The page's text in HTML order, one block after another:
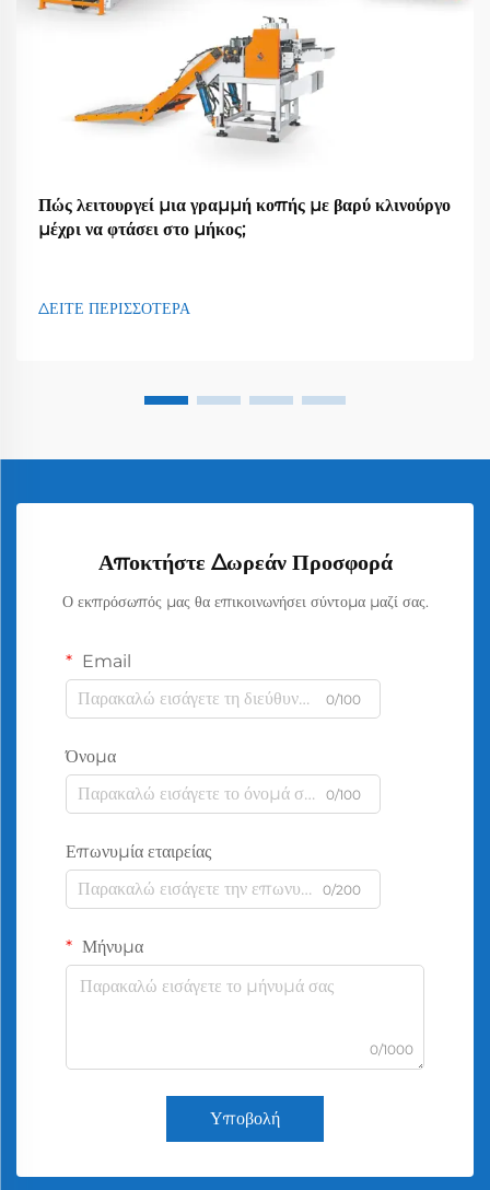
Πώς λειτουργεί μια γραμμή κοπής με βαρύ κλινούργο
μέχρι να φτάσει στο μήκος;
ΔΕΙΤΕ ΠΕΡΙΣΣΟΤΕΡΑ
Αποκτήστε Δωρεάν Προσφορά
Ο εκπρόσωπός μας θα επικοινωνήσει σύντομα μαζί σας.
Email
0/100
Όνομα
0/100
Επωνυμία εταιρείας
0/200
Μήνυμα
0/1000
Υποβολή